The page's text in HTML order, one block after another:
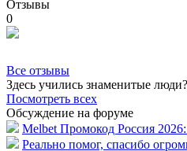
Отзывы
0
Все отзывы
Здесь учились знаменитые люди?
Посмотреть всех
Обсуждение на форуме
Melbet Промокод Россия
Реально помог, спасибо